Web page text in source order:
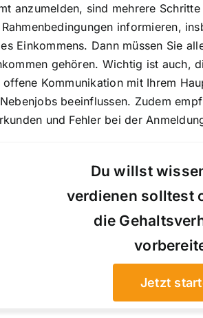
anzumelden, sind mehrere
informieren,
Einkommens. Dann müssen Sie
gehören. Wichtig ist auch,
Kommunikation mit Ihrem
beeinflussen. Zudem
und Fehler bei der
Du willst
verdienen solltest
die
Jetzt